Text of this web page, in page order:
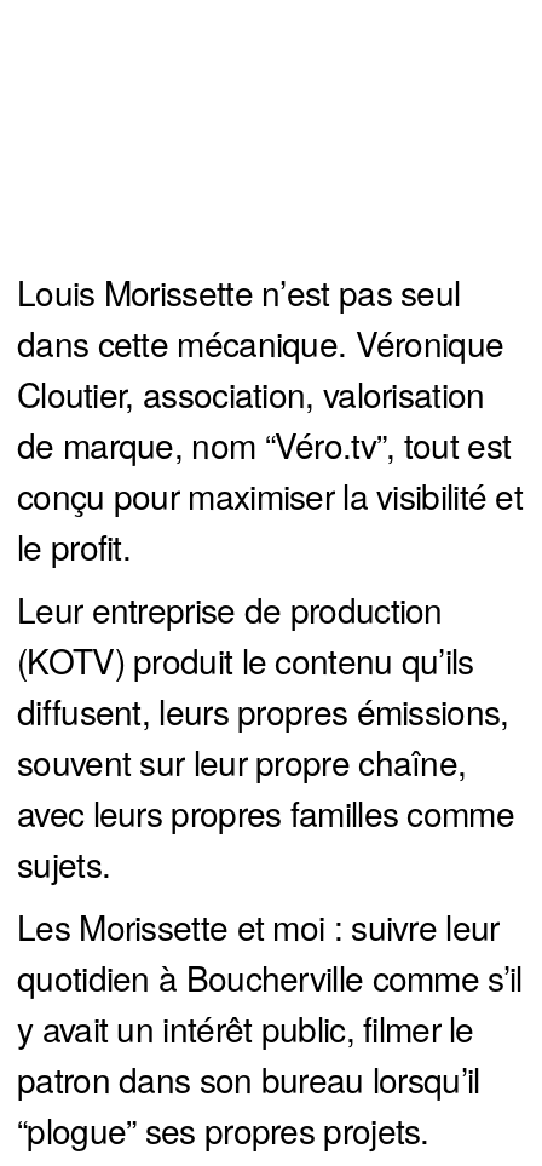
Louis Morissette n’est pas seul
dans cette mécanique. Véronique
Cloutier, association, valorisation
de marque, nom “Véro.tv”, tout est
conçu pour maximiser la visibilité et
le profit.
Leur entreprise de production
(KOTV) produit le contenu qu’ils
diffusent, leurs propres émissions,
souvent sur leur propre chaîne,
avec leurs propres familles comme
sujets.
Les Morissette et moi : suivre leur
quotidien à Boucherville comme s’il
y avait un intérêt public, filmer le
patron dans son bureau lorsqu’il
“plogue” ses propres projets.